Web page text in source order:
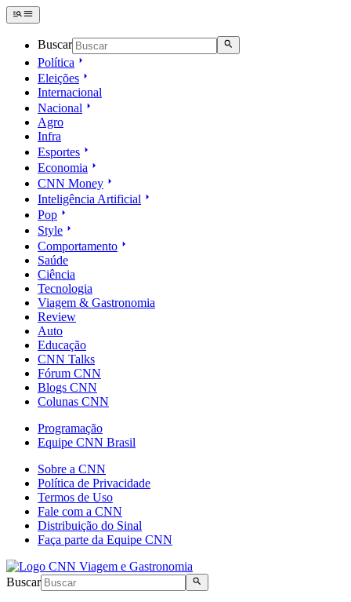
Buscar
Política
Eleições
Internacional
Nacional
Agro
Infra
Esportes
Economia
CNN Money
Inteligência Artificial
Pop
Style
Comportamento
Saúde
Ciência
Tecnologia
Viagem & Gastronomia
Review
Auto
Educação
CNN Talks
Fórum CNN
Blogs CNN
Colunas CNN
Programação
Equipe CNN Brasil
Sobre a CNN
Política de Privacidade
Termos de Uso
Fale com a CNN
Distribuição do Sinal
Faça parte da Equipe CNN
Buscar